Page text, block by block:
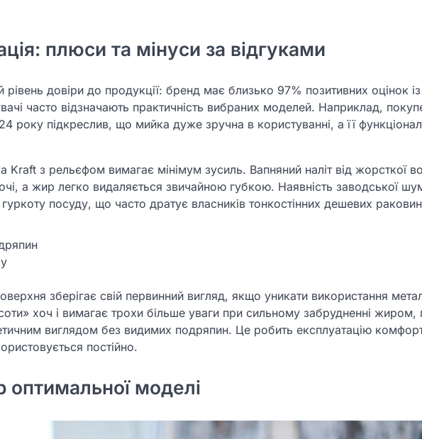
плюси та мінуси за відгуками
рівень довіри до продукції: бренд має близько 97% позитивних оцінок
часто відзначають практичність вибраних моделей. Наприклад,
року підкреслив, що мийка дуже зручна в користуванні, а її функціонал
з рельєфом вимагає мінімум зусиль. Вапняний наліт від жорсткої
а жир легко видаляється звичайною губкою. Наявність заводської
посуду, що часто дратує власників тонкостінних дешевих
зберігає свій первинний вигляд, якщо уникати використання
хоч і вимагає трохи більше уваги при сильному забрудненні жиром,
виглядом без видимих подряпин. Це робить експлуатацію
постійно.
оптимальної моделі